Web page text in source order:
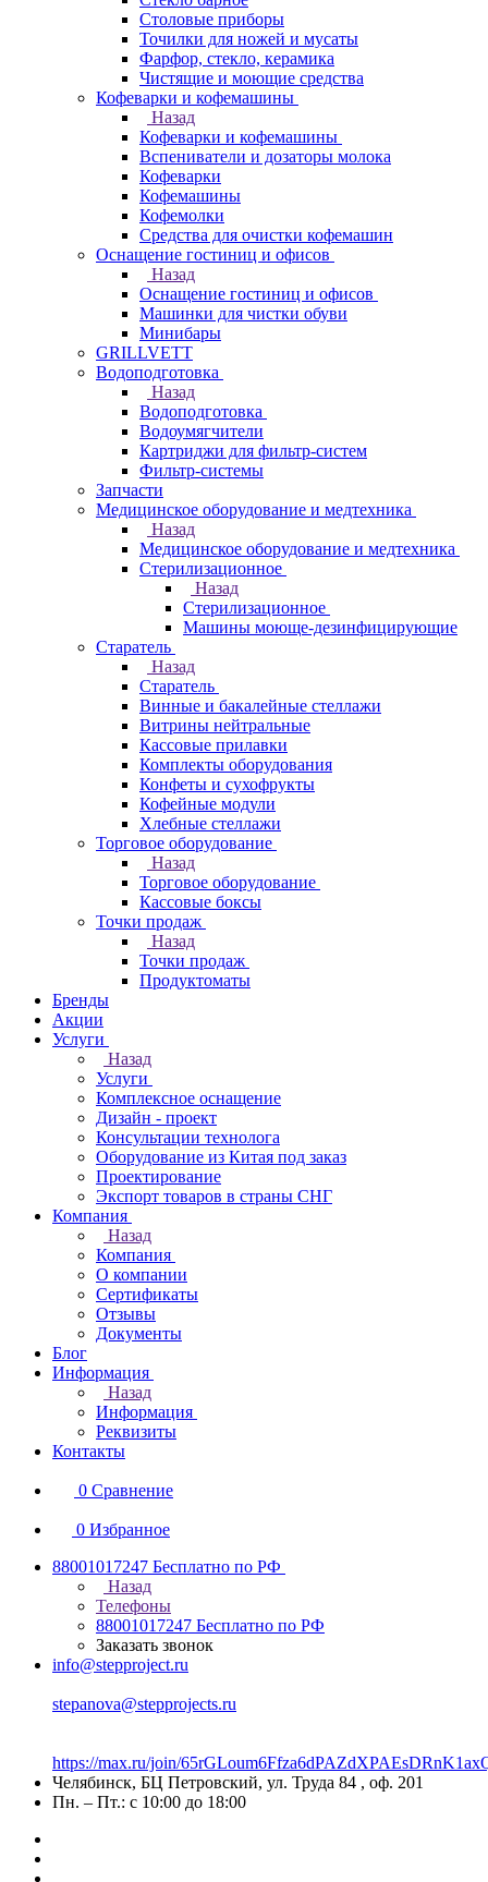
Столовые приборы
Точилки для ножей и мусаты
Фарфор, стекло, керамика
Чистящие и моющие средства
Кофеварки и кофемашины
Назад
Кофеварки и кофемашины
Вспениватели и дозаторы молока
Кофеварки
Кофемашины
Кофемолки
Средства для очистки кофемашин
Оснащение гостиниц и офисов
Назад
Оснащение гостиниц и офисов
Машинки для чистки обуви
Минибары
GRILLVETT
Водоподготовка
Назад
Водоподготовка
Водоумягчители
Картриджи для фильтр-систем
Фильтр-системы
Запчасти
Медицинское оборудование и медтехника
Назад
Медицинское оборудование и медтехника
Стерилизационное
Назад
Стерилизационное
Машины моюще-дезинфицирующие
Старатель
Назад
Старатель
Винные и бакалейные стеллажи
Витрины нейтральные
Кассовые прилавки
Комплекты оборудования
Конфеты и сухофрукты
Кофейные модули
Хлебные стеллажи
Торговое оборудование
Назад
Торговое оборудование
Кассовые боксы
Точки продаж
Назад
Точки продаж
Продуктоматы
Бренды
Акции
Услуги
Назад
Услуги
Комплексное оснащение
Дизайн - проект
Консультации технолога
Оборудование из Китая под заказ
Проектирование
Экспорт товаров в страны СНГ
Компания
Назад
Компания
О компании
Сертификаты
Отзывы
Документы
Блог
Информация
Назад
Информация
Реквизиты
Контакты
0 Сравнение
0 Избранное
88001017247 Бесплатно по РФ
Назад
Телефоны
88001017247 Бесплатно по РФ
Заказать звонок
info@stepproject.ru
stepanova@stepprojects.ru
https://max.ru/join/
Челябинск, БЦ Петровский, ул. Труда 84 , оф. 201
Пн. – Пт.: с 10:00 до 18:00